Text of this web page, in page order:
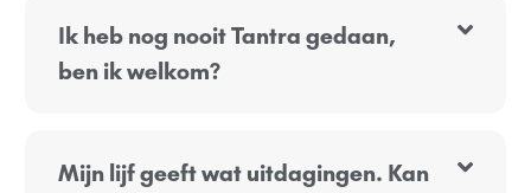
Ik heb nog nooit Tantra gedaan,
ben ik welkom?
Mijn lijf geeft wat uitdagingen. Kan